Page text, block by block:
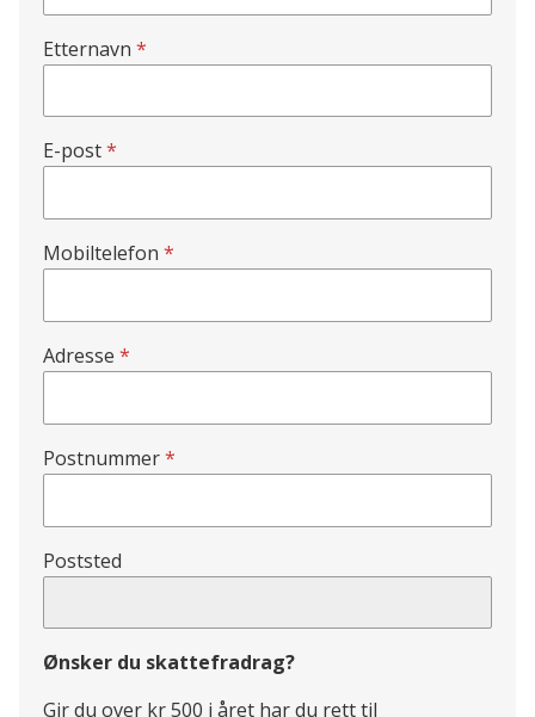
Etternavn
E-post
Mobiltelefon
Adresse
Postnummer
Poststed
Ønsker du skattefradrag?
Gir du over kr 500 i året har du rett til